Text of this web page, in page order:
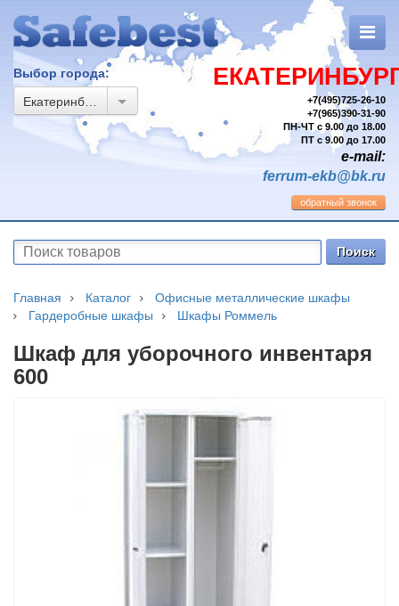
Выбор города:
+7(495)725-26-10
+7(965)390-31-90
ПН-ЧТ с 9.00 до 18.00
ПТ с 9.00 до 17.00
e-mail:
ferrum-ekb@bk.ru
обратный звонок
Главная Каталог
Офисные металлические шкафы
Гардеробные шкафы
Шкафы Роммель
Шкаф для уборочного инвентаря
600